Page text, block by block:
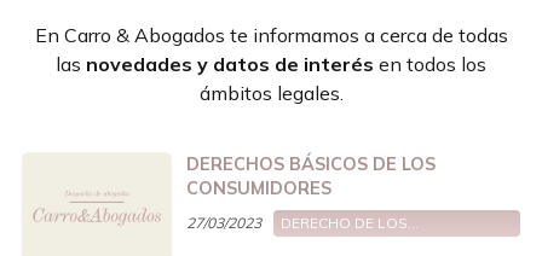
En Carro & Abogados te informamos a cerca de todas
las novedades y datos de interés en todos los
ámbitos legales.
DERECHOS BÁSICOS DE LOS
CONSUMIDORES
27/03/2023
DERECHO DE LOS